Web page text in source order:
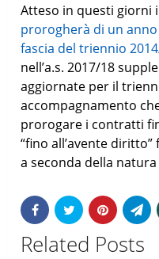
Atteso in questi giorni
prorogherà di un
fascia del triennio
nell’a.s. 2017/18
aggiornate per il
accompagnamento
prorogare i contratti
“fino all’avente
a seconda della
Related Posts